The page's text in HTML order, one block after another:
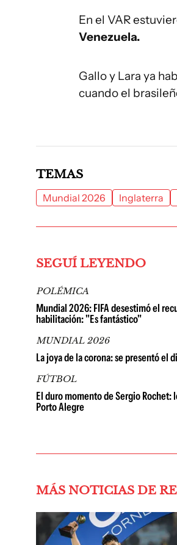
En el VAR
Venezuela.
Gallo y Lara ya
cuando el
TEMAS
Mundial 2026 Inglaterra
SEGUÍ LEYENDO
POLÉMICA
Mundial 2026: FIFA desestimó el
habilitación: "Es fantástico"
MUNDIAL 2026
La joya de la corona: se presentó el
FÚTBOL
El duro momento de Sergio
Porto Alegre
MÁS NOTICIAS DE